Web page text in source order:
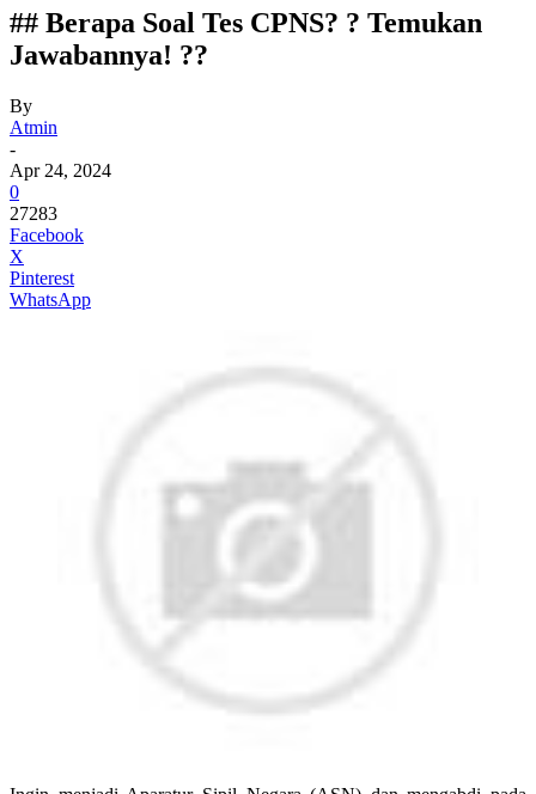
## Berapa Soal Tes CPNS? ? Temukan
Jawabannya! ??
By
Atmin
-
Apr 24, 2024
0
27283
Facebook
X
Pinterest
WhatsApp